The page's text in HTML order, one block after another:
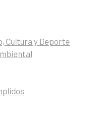
Cultura y Deporte